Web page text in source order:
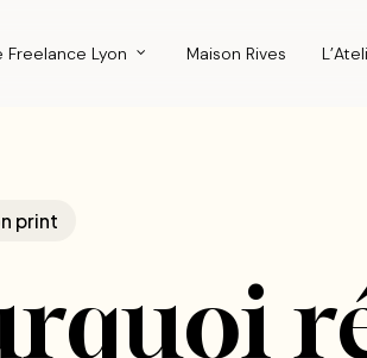
Freelance Lyon Maison Rives
print